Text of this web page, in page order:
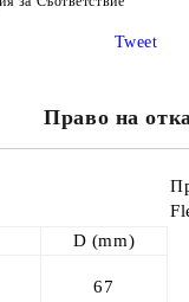
Tweet
Право на
D (mm)
67